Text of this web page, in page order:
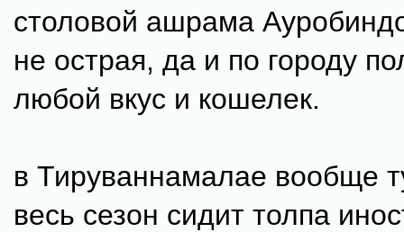
столовой ашрама
не острая, да и по городу
любой вкус и кошелек.
в Тируваннамалае вообще
весь сезон сидит толпа